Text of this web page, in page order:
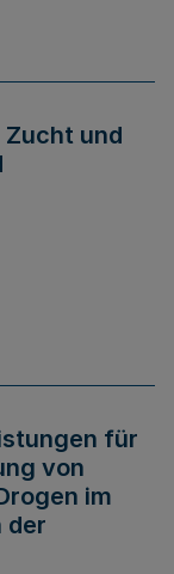
Zucht und
für
von
im
der